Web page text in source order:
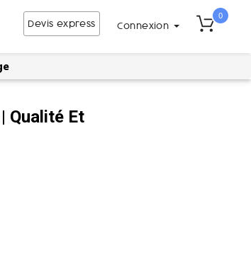
Devis express Connexion
0
Qualité Et